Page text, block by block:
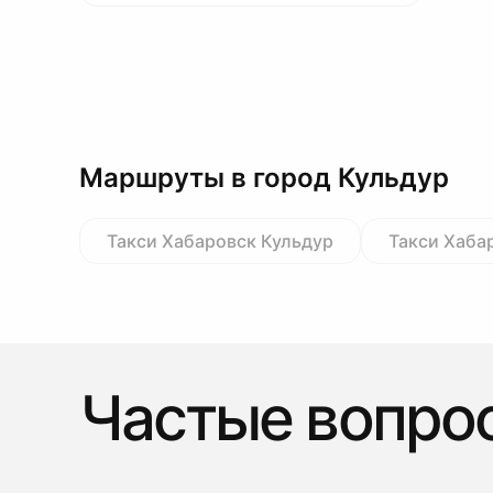
Маршруты в город Кульдур
Такси Хабаровск Кульдур Такси
Частые